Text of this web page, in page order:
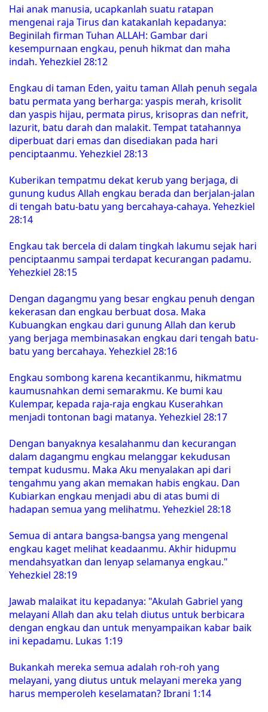
Hai anak manusia, ucapkanlah suatu ratapan
mengenai raja Tirus dan katakanlah kepadanya:
Beginilah firman Tuhan ALLAH: Gambar dari
kesempurnaan engkau, penuh hikmat dan maha
indah. Yehezkiel 28:12
Engkau di taman Eden, yaitu taman Allah penuh segala
batu permata yang berharga: yaspis merah, krisolit
dan yaspis hijau, permata pirus, krisopras dan nefrit,
lazurit, batu darah dan malakit. Tempat tatahannya
diperbuat dari emas dan disediakan pada hari
penciptaanmu. Yehezkiel 28:13
Kuberikan tempatmu dekat kerub yang berjaga, di
gunung kudus Allah engkau berada dan berjalan-jalan
di tengah batu-batu yang bercahaya-cahaya. Yehezkiel
28:14
Engkau tak bercela di dalam tingkah lakumu sejak hari
penciptaanmu sampai terdapat kecurangan padamu.
Yehezkiel 28:15
Dengan dagangmu yang besar engkau penuh dengan
kekerasan dan engkau berbuat dosa. Maka
Kubuangkan engkau dari gunung Allah dan kerub
yang berjaga membinasakan engkau dari tengah batu-
batu yang bercahaya. Yehezkiel 28:16
Engkau sombong karena kecantikanmu, hikmatmu
kaumusnahkan demi semarakmu. Ke bumi kau
Kulempar, kepada raja-raja engkau Kuserahkan
menjadi tontonan bagi matanya. Yehezkiel 28:17
Dengan banyaknya kesalahanmu dan kecurangan
dalam dagangmu engkau melanggar kekudusan
tempat kudusmu. Maka Aku menyalakan api dari
tengahmu yang akan memakan habis engkau. Dan
Kubiarkan engkau menjadi abu di atas bumi di
hadapan semua yang melihatmu. Yehezkiel 28:18
Semua di antara bangsa-bangsa yang mengenal
engkau kaget melihat keadaanmu. Akhir hidupmu
mendahsyatkan dan lenyap selamanya engkau."
Yehezkiel 28:19
Jawab malaikat itu kepadanya: "Akulah Gabriel yang
melayani Allah dan aku telah diutus untuk berbicara
dengan engkau dan untuk menyampaikan kabar baik
ini kepadamu. Lukas 1:19
Bukankah mereka semua adalah roh-roh yang
melayani, yang diutus untuk melayani mereka yang
harus memperoleh keselamatan? Ibrani 1:14